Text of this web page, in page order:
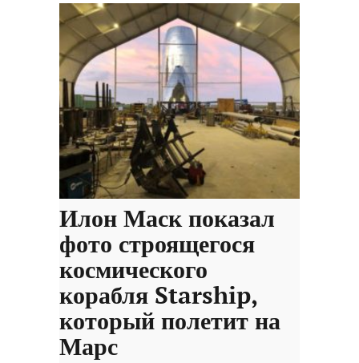
Илон Маск показал
фото строящегося
космического
корабля Starship,
который полетит на
Марс